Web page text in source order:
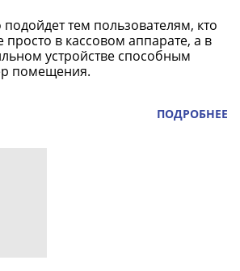
тем пользователям, кто
просто в кассовом аппарате, а в
устройстве способным
помещения.
ПОДРОБНЕЕ